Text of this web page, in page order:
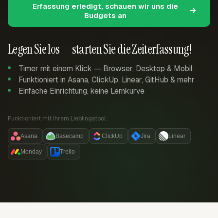
Legen Sie los — starten Sie die Zeiterfassung!
Timer mit einem Klick — Browser, Desktop & Mobil
Funktioniert in Asana, ClickUp, Linear, GitHub & mehr
Einfache Einrichtung, keine Lernkurve
Funktioniert mit Ihrem Lieblingstool:
Asana Basecamp ClickUp Jira Linear
Monday Trello
Erfassung erledigt, schauen wir uns die
Budgets an